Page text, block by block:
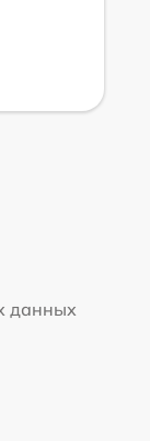
данных